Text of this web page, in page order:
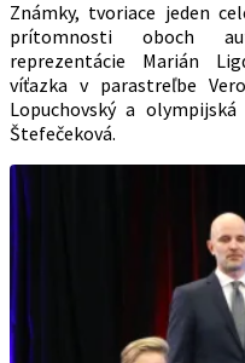
Známky, tvoriace jeden
prítomnosti oboch
reprezentácie Marián
víťazka v parastreľbe
Lopuchovský a
Štefečeková.